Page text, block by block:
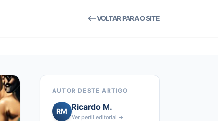
VOLTAR PARA O SITE
AUTOR DESTE ARTIGO
RM Ricardo M.
Ver perfil editorial →